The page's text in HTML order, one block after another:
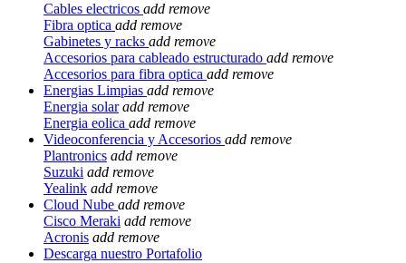
Cables electricos add remove
Fibra optica add remove
Gabinetes y racks add remove
Accesorios para cableado estructurado add remove
Accesorios para fibra optica add remove
Energias Limpias add remove
Energia solar add remove
Energia eolica add remove
Videoconferencia y Accesorios add remove
Plantronics add remove
Suzuki add remove
Yealink add remove
Cloud Nube add remove
Cisco Meraki add remove
Acronis add remove
Descarga nuestro Portafolio